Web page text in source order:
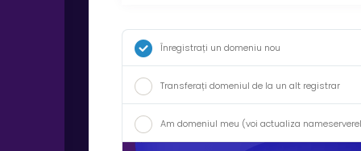
Înregistrați un domeniu nou
Transferați domeniul de la un alt registrar
Am domeniul meu (voi actualiza